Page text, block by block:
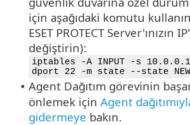
için aşağıdaki komutu
ESET PROTECT Server'ınızın
değiştirin):
iptables -A INPUT -s
dport 22 -m state --state NEW
• Agent Dağıtım görevinin
önlemek için Agent
gidermeye bakın.